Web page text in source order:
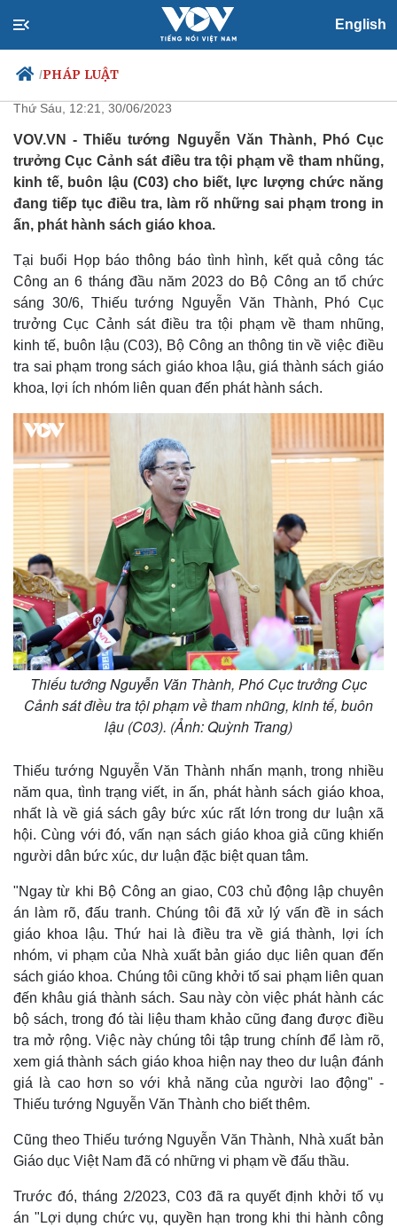
English
/PHÁP LUẬT
Chính trị
Đảng
Tổ chức nhân sự
Quốc hội
Xã hội
Tin 24h
Dự báo thời tiết
Giáo dục
Việc làm
Biển đảo
Thế giới
Quan sát
Cuộc sống đó đây
Multimedia
Video
Ảnh
E-Magazine
Infographic
Điều tra về lợi ích nhóm trong
sản xuất, in ấn sách giáo khoa
Thứ Sáu, 12:21, 30/06/2023
VOV.VN - Thiếu tướng Nguyễn Văn Thành, Phó Cục
trưởng Cục Cảnh sát điều tra tội phạm về tham nhũng,
kinh tế, buôn lậu (C03) cho biết, lực lượng chức năng
đang tiếp tục điều tra, làm rõ những sai phạm trong in
ấn, phát hành sách giáo khoa.
Tại buổi Họp báo thông báo tình hình, kết quả công tác
Công an 6 tháng đầu năm 2023 do Bộ Công an tổ chức
sáng 30/6, Thiếu tướng Nguyễn Văn Thành, Phó Cục
trưởng Cục Cảnh sát điều tra tội phạm về tham nhũng,
kinh tế, buôn lậu (C03), Bộ Công an thông tin về việc điều
tra sai phạm trong sách giáo khoa lậu, giá thành sách giáo
khoa, lợi ích nhóm liên quan đến phát hành sách.
Thiếu tướng Nguyễn Văn Thành, Phó Cục trưởng Cục
Cảnh sát điều tra tội phạm về tham nhũng, kinh tế, buôn
lậu (C03). (Ảnh: Quỳnh Trang)
Thiếu tướng Nguyễn Văn Thành nhấn mạnh, trong nhiều
năm qua, tình trạng viết, in ấn, phát hành sách giáo khoa,
nhất là về giá sách gây bức xúc rất lớn trong dư luận xã
hội. Cùng với đó, vấn nạn sách giáo khoa giả cũng khiến
người dân bức xúc, dư luận đặc biệt quan tâm.
"Ngay từ khi Bộ Công an giao, C03 chủ động lập chuyên
án làm rõ, đấu tranh. Chúng tôi đã xử lý vấn đề in sách
giáo khoa lậu. Thứ hai là điều tra về giá thành, lợi ích
nhóm, vi phạm của Nhà xuất bản giáo dục liên quan đến
sách giáo khoa. Chúng tôi cũng khởi tố sai phạm liên quan
đến khâu giá thành sách. Sau này còn việc phát hành các
bộ sách, trong đó tài liệu tham khảo cũng đang được điều
tra mở rộng. Việc này chúng tôi tập trung chính để làm rõ,
xem giá thành sách giáo khoa hiện nay theo dư luận đánh
giá là cao hơn so với khả năng của người lao động" -
Thiếu tướng Nguyễn Văn Thành cho biết thêm.
Cũng theo Thiếu tướng Nguyễn Văn Thành, Nhà xuất bản
Giáo dục Việt Nam đã có những vi phạm về đấu thầu.
Trước đó, tháng 2/2023, C03 đã ra quyết định khởi tố vụ
án "Lợi dụng chức vụ, quyền hạn trong khi thi hành công